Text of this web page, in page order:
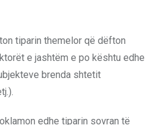
tiparin themelor që dëfton
e jashtëm e po kështu edhe
brenda shtetit
edhe tiparin sovran të